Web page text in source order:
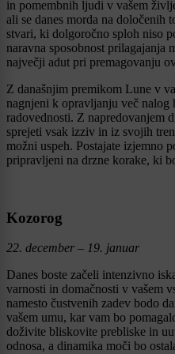
in pomembnih ljudi v vašem
ali se danes morda na določenih
stvari, ki dolgoročno sploh niso
naravna sposobnost prilagajanja
največji adut pri premagovanju
Z današnjim premikom Lune v
nagnjeni k opravljanju več nalog
radovednosti. Z napredovanjem
sprejeti vsak izziv in iz svojih
možni uspeh. Postajate izjemno
pripravljeni na drzne korake, ki
Kozorog
22. december – 19. januar
Danes boste začeli intenzivno
varnosti in domačnosti v vašem
namesto čustvenih zadev bodo
vašem umu, kar vam bo
doživite bliskovite prebliske in
odnosa, a dinamika moči bo